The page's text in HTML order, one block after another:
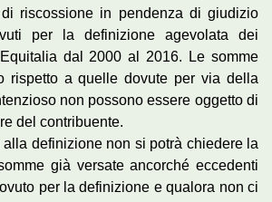
riscossione in pendenza di giudizio
per la definizione agevolata dei
dal 2000 al 2016. Le somme
rispetto a quelle dovute per via della
non possono essere oggetto di
del contribuente.
alla definizione non si potrà chiedere la
già versate ancorché eccedenti
per la definizione e qualora non ci